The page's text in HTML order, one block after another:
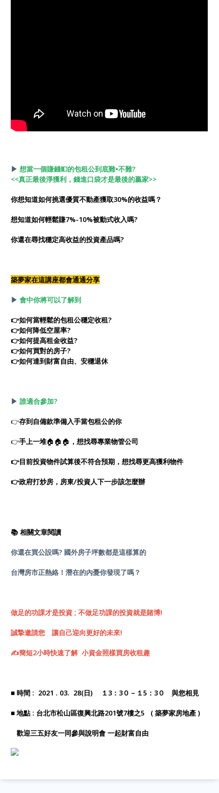
▶想當一個賺錢💵的包租公到底難•不難?
<<真正最後淨獲利，錢進口袋才是最後的贏家>>
你想知道如何挑選優質不動產獲取30%的收益嗎？
想知道如何輕鬆賺7%-10%被動式收入嗎?
你還在尋找穩定高收益的投資產品嗎?
築夢家在這講座都會通通分享
▶ 會中你將可以了解到
👉如何當輕鬆的包租公穩定收租?
👉如何降低空屋率?
👉如何提高租金收益?
👉如何買對的房子?
👉如何達到財富自由、安穩退休
▶ 誰適合參加?
👉存到自備款準備入手當包租公的你
👉手上一堆🏠🏠🏠 ，想找尋專業物管公司
👉目前投資物件試算後不符合預期，想找尋更高獲利物件
👉政府打炒房，房東/投資人下一步該怎麼辦
📚 相關文章閱讀
你還在買公設嗎? 國外房子坪數都是這樣算的
台灣房市正熱絡！潛在的內憂你發現了嗎？
做足的功課才是投資 ; 不做足功課的投資就是賭博!
誠摯邀請您 讓自己迎向更好的未來!
✍️簡短2小時快速了解 小資金照樣買房收租趣
■ 時間 : 2021 . 03. 28(日) １3：3０－１5：3０ 與您相見
■ 地點 : 台北市松山區復興北路201號7樓之5 ( 築夢家房地產 )
歡迎三五好友一同參與說明會 一起財富自由